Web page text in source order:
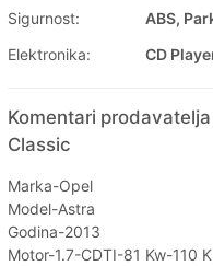
Sigurnost:
ABS,
Elektronika:
CD
Komentari
Classic
Marka-Opel
Model-Astra
Godina-2013
Motor-1.7-CDTI-81 Kw-110